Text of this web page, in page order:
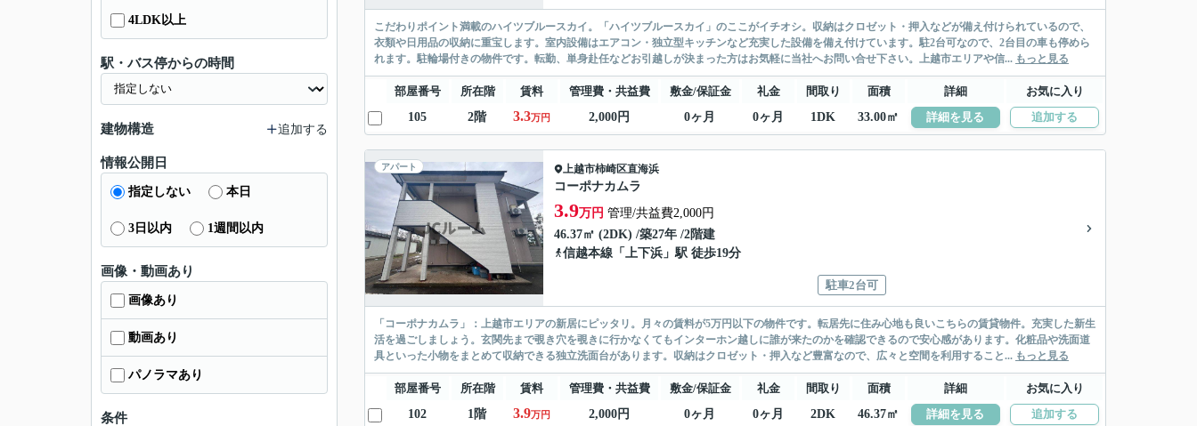
こだわりポイント満載のハイツブルースカイ。「ハイツブルースカイ」のここがイチオシ。収納はクロゼット・押入などが備え付けられているので、
衣類や日用品の収納に重宝します。室内設備はエアコン・独立型キッチンなど充実した設備を備え付けています。駐2台可なので、2台目の車も停めら
れます。駐輪場付きの物件です。転勤、単身赴任などお引越しが決まった方はお気軽に当社へお問い合せ下さい。上越市エリアや信... もっと見る
部屋番号 所在階 賃料 管理費・共益費 敷金/保証金 礼金 間取り 面積 詳細
お気に入り
105
2階 3.3万円 2,000円 0ヶ月 0ヶ月 1DK 33.00㎡ 詳細を見る 追加する
アパート 上越市柿崎区直海浜
コーポナカムラ
3.9万円 管理/共益費2,000円
46.37㎡ (2DK) /築27年 /2階建
信越本線 「 上下浜 」駅 徒歩19分
駐車2台可
「コーポナカムラ」：上越市エリアの新居にピッタリ。月々の賃料が5万円以下の物件です。転居先に住み心地も良いこちらの賃貸物件。充実した新生
活を過ごしましょう。玄関先まで覗き穴を覗きに行かなくてもインターホン越しに誰が来たのかを確認できるので安心感があります。化粧品や洗面道
具といった小物をまとめて収納できる独立洗面台があります。収納はクロゼット・押入など豊富なので、広々と空間を利用すること... もっと見る
部屋番号 所在階 賃料 管理費・共益費 敷金/保証金 礼金 間取り 面積 詳細
お気に入り
102
1階 3.9万円 2,000円 0ヶ月 0ヶ月 2DK 46.37㎡ 詳細を見る 追加する
4LDK以上
駅・バス停からの時間
建物構造 追加する
情報公開日
指定しない 本日
3日以内 1週間以内
画像・動画あり
画像あり
動画あり
パノラマあり
条件